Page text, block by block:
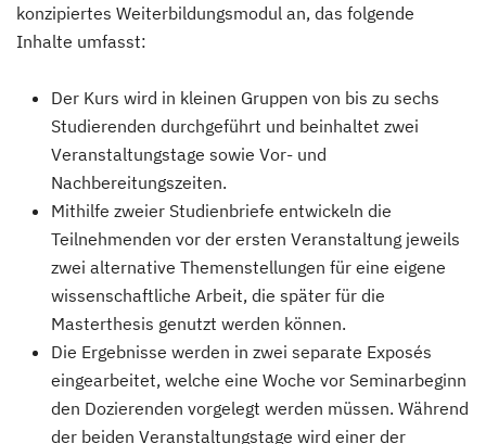
konzipiertes Weiterbildungsmodul an, das folgende
Inhalte umfasst:
Der Kurs wird in kleinen Gruppen von bis zu sechs
Studierenden durchgeführt und beinhaltet zwei
Veranstaltungstage sowie Vor- und
Nachbereitungszeiten.
Mithilfe zweier Studienbriefe entwickeln die
Teilnehmenden vor der ersten Veranstaltung jeweils
zwei alternative Themenstellungen für eine eigene
wissenschaftliche Arbeit, die später für die
Masterthesis genutzt werden können.
Die Ergebnisse werden in zwei separate Exposés
eingearbeitet, welche eine Woche vor Seminarbeginn
den Dozierenden vorgelegt werden müssen. Während
der beiden Veranstaltungstage wird einer der